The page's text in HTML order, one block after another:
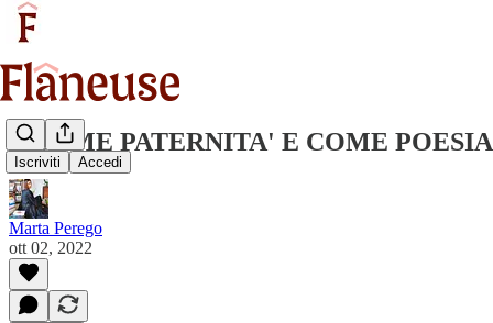
Iscriviti Accedi
P COME PATERNITA' E COME POESIA
Marta Perego
ott 02, 2022